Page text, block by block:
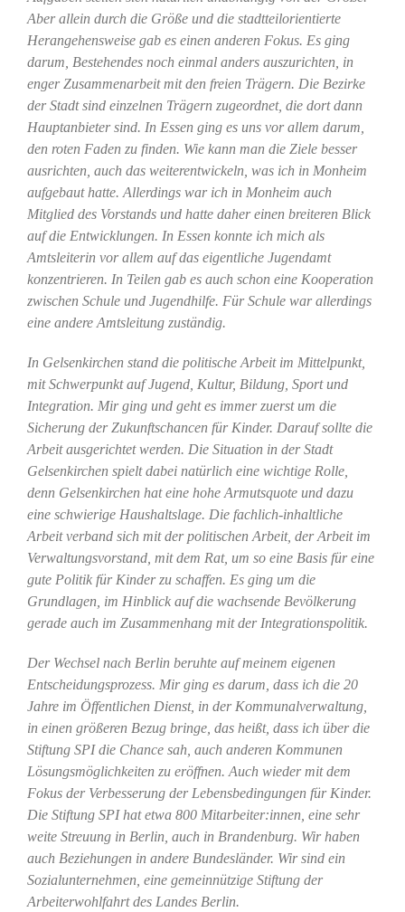
Aber allein durch die Größe und die stadtteilorientierte
Herangehensweise gab es einen anderen Fokus. Es ging
darum, Bestehendes noch einmal anders auszurichten, in
enger Zusammenarbeit mit den freien Trägern. Die Bezirke
der Stadt sind einzelnen Trägern zugeordnet, die dort dann
Hauptanbieter sind. In Essen ging es uns vor allem darum,
den roten Faden zu finden. Wie kann man die Ziele besser
ausrichten, auch das weiterentwickeln, was ich in Monheim
aufgebaut hatte. Allerdings war ich in Monheim auch
Mitglied des Vorstands und hatte daher einen breiteren Blick
auf die Entwicklungen. In Essen konnte ich mich als
Amtsleiterin vor allem auf das eigentliche Jugendamt
konzentrieren. In Teilen gab es auch schon eine Kooperation
zwischen Schule und Jugendhilfe. Für Schule war allerdings
eine andere Amtsleitung zuständig.
In Gelsenkirchen stand die politische Arbeit im Mittelpunkt,
mit Schwerpunkt auf Jugend, Kultur, Bildung, Sport und
Integration. Mir ging und geht es immer zuerst um die
Sicherung der Zukunftschancen für Kinder. Darauf sollte die
Arbeit ausgerichtet werden. Die Situation in der Stadt
Gelsenkirchen spielt dabei natürlich eine wichtige Rolle,
denn Gelsenkirchen hat eine hohe Armutsquote und dazu
eine schwierige Haushaltslage. Die fachlich-inhaltliche
Arbeit verband sich mit der politischen Arbeit, der Arbeit im
Verwaltungsvorstand, mit dem Rat, um so eine Basis für eine
gute Politik für Kinder zu schaffen. Es ging um die
Grundlagen, im Hinblick auf die wachsende Bevölkerung
gerade auch im Zusammenhang mit der Integrationspolitik.
Der Wechsel nach Berlin beruhte auf meinem eigenen
Entscheidungsprozess. Mir ging es darum, dass ich die 20
Jahre im Öffentlichen Dienst, in der Kommunalverwaltung,
in einen größeren Bezug bringe, das heißt, dass ich über die
Stiftung SPI die Chance sah, auch anderen Kommunen
Lösungsmöglichkeiten zu eröffnen. Auch wieder mit dem
Fokus der Verbesserung der Lebensbedingungen für Kinder.
Die Stiftung SPI hat etwa 800 Mitarbeiter:innen, eine sehr
weite Streuung in Berlin, auch in Brandenburg. Wir haben
auch Beziehungen in andere Bundesländer. Wir sind ein
Sozialunternehmen, eine gemeinnützige Stiftung der
Arbeiterwohlfahrt des Landes Berlin.